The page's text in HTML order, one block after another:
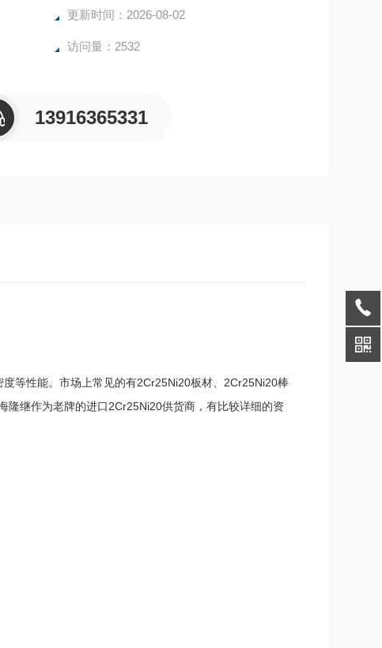
更新时间：2026-08-02
访问量：2532
13916365331
等性能。市场上常见的有2Cr25Ni20板材、2Cr25Ni20棒
继作为老牌的进口2Cr25Ni20供货商，有比较详细的资